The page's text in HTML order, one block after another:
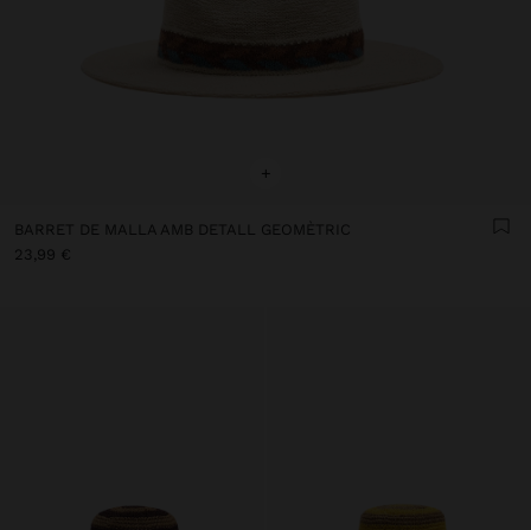
+
BARRET DE MALLA AMB DETALL GEOMÈTRIC
23,99 €